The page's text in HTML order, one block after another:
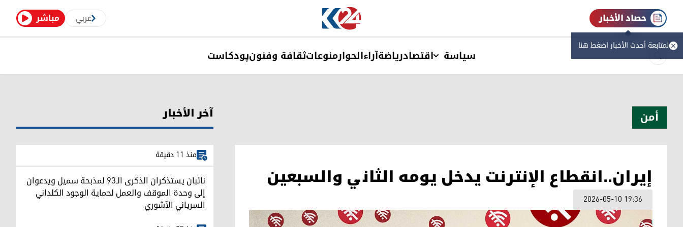
مباشر عربي حصاد الأخبار
لمتابعة أحدث الأخبار اضغط هنا
سیاسة اقتصادریاضةآراءالحوارمنوعاتثقافة وفنونپودکاست
أمن
إيران..انقطاع الإنترنت يدخل يومه الثاني والسبعين
2026-05-10 19:36
آخر الأخبار
منذ 11 دقيقة
نائبان يستذكران الذكرى الـ93 لمذبحة سميل ويدعوان
إلى وحدة الموقف والعمل لحماية الوجود الكلداني
السرياني الآشوري